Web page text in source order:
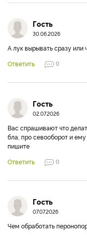
Гость
30.06.2026
А лук вырывать сразу или
Ответить
0
Гость
02.07.2026
Вас спрашивают что
бла, про севооборот и
пишите
Ответить
0
Гость
07.07.2026
Чем обработать